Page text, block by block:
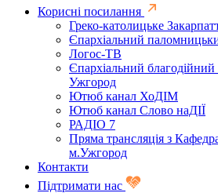
Корисні посилання
Греко-католицьке
Єпархіальний
Логос-ТВ
Єпархіальний
Ужгород
Ютюб канал ХоДІМ
Ютюб канал Слово наДІЇ
РАДІО 7
Пряма трансляція з
м.Ужгород
Контакти
Підтримати нас